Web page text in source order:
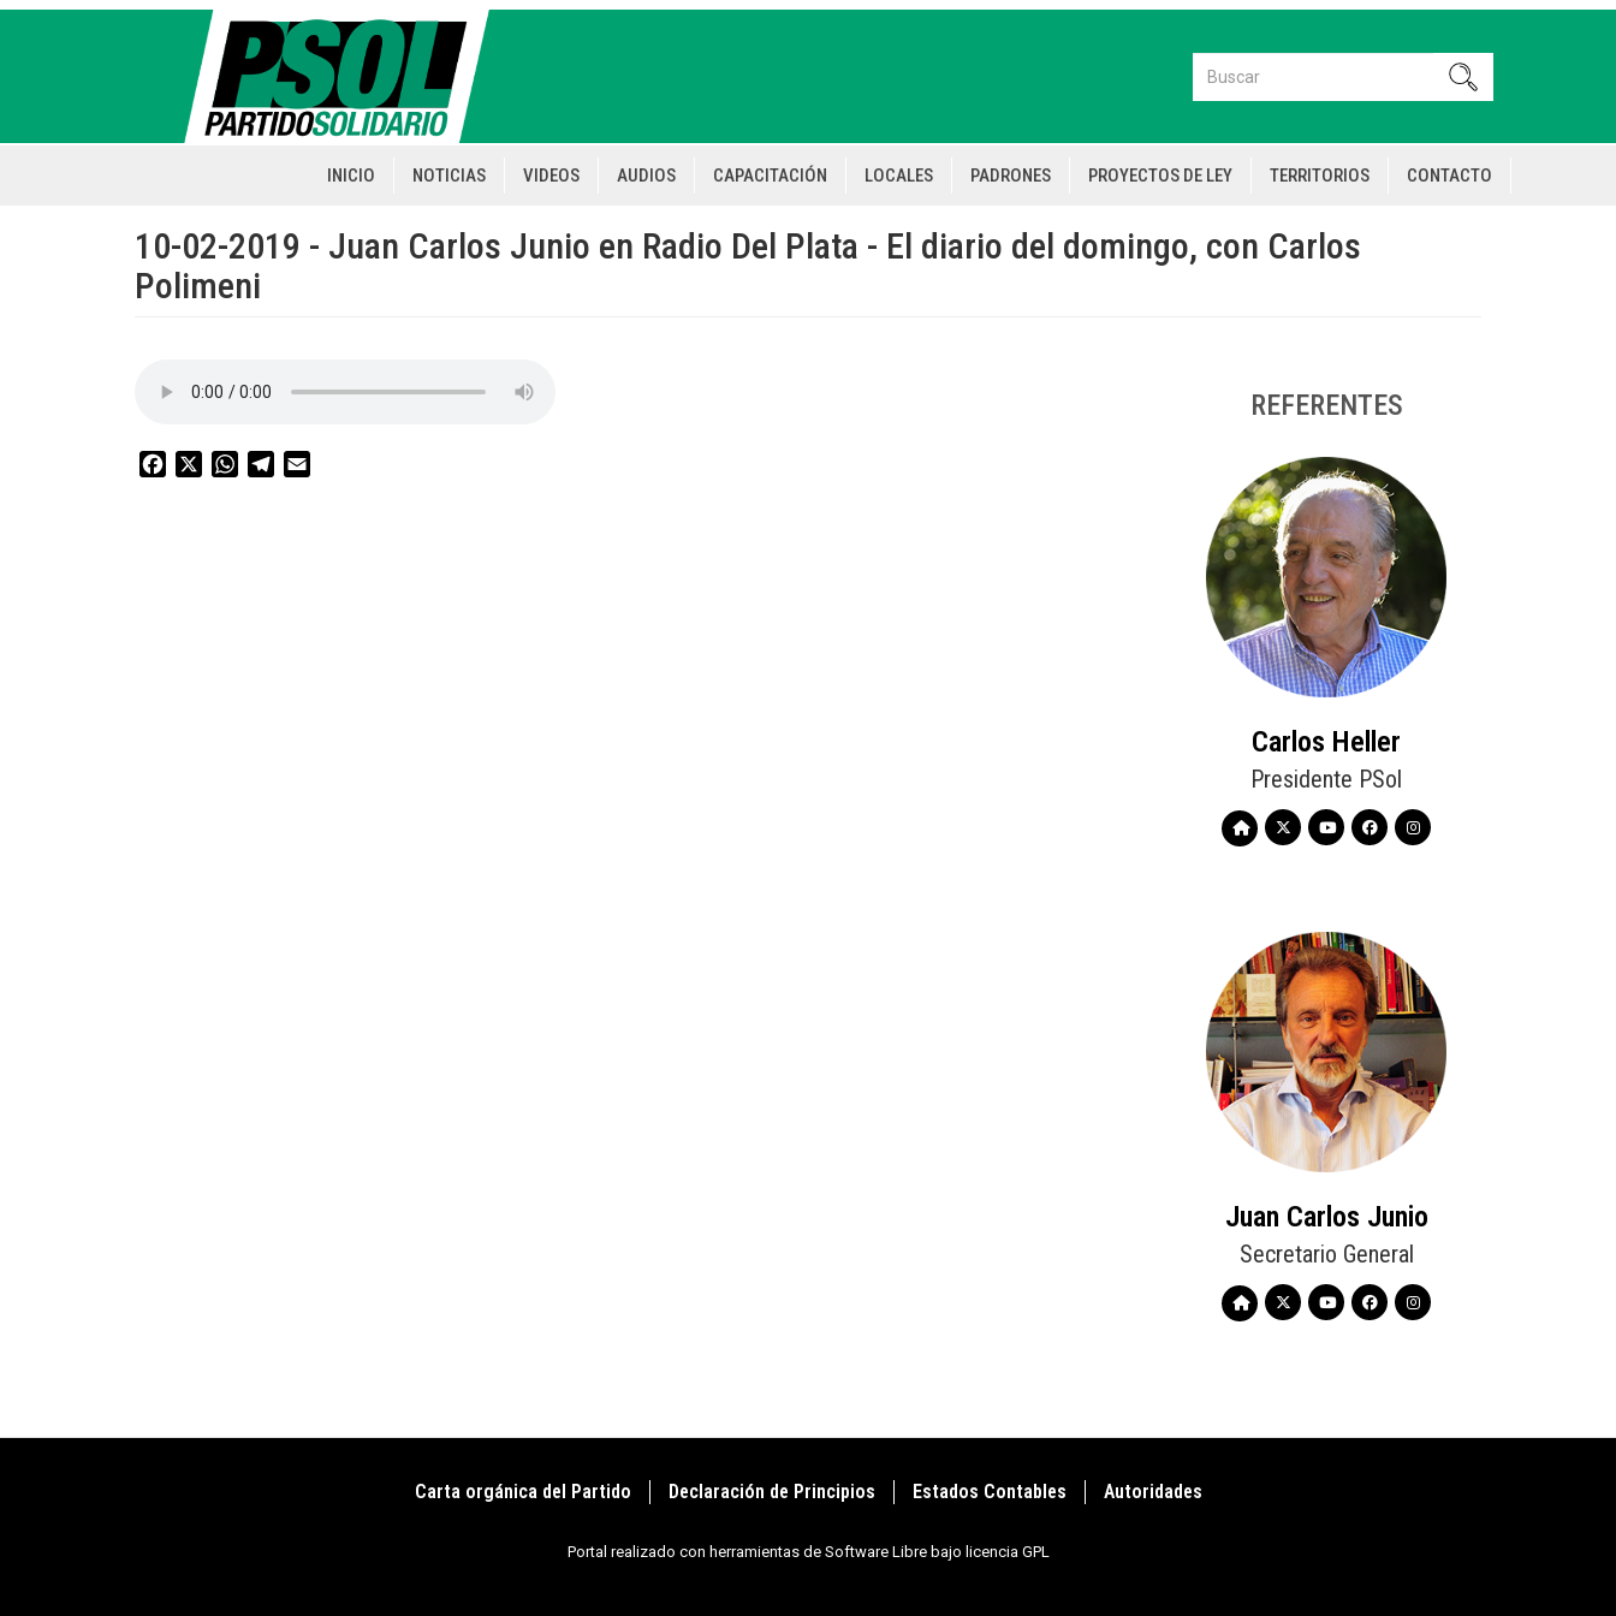
Pasar
Buscar
navigation
INICIO NOTICIAS VIDEOS AUDIOS CAPACITACIÓN LOCALES PADRONES PROYECTOS DE LEY TERRITORIOS CONTACTO
10-02-2019 - Juan Carlos Junio en Radio Del Plata - El diario del domingo, con Carlos
Polimeni
Facebook WhatsAppTelegram
REFERENTES
Carlos Heller
Presidente PSol
Juan Carlos Junio
Secretario General
Carta orgánica del Partido Declaración de Principios Estados Contables Autoridades
Portal realizado con herramientas de Software Libre bajo licencia GPL